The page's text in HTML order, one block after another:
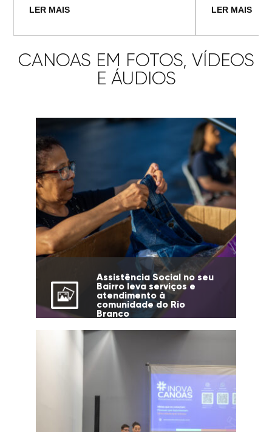
LER MAIS LER MAIS
CANOAS EM FOTOS, VÍDEOS
E ÁUDIOS
Assistência Social no seu
Bairro leva serviços e
atendimento à
comunidade do Rio
Branco